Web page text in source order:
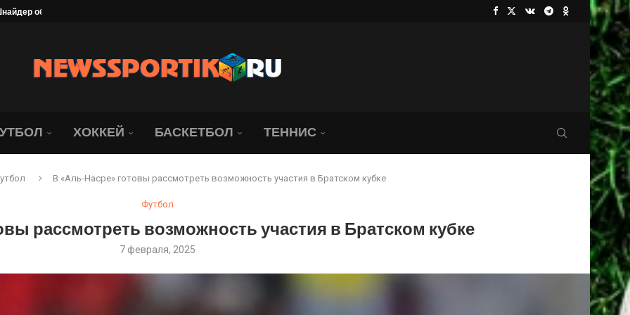
под угрозой. Юридическая...
ХОККЕЙ БАСКЕТБОЛ ТЕННИС
В «Аль-Насре» готовы рассмотреть возможность участия в Братском кубке
Футбол
рассмотреть возможность участия в Братском кубке
7 февраля, 2025